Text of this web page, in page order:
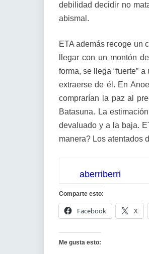
debilidad decidir no
abismal.
ETA además recoge un
llegar con un montón
forma, se llega “fuerte”
extraerse de él. En
comprarían la paz al
Batasuna. La
devaluado y a la baja.
manera? Los atentados
aberriberri
Comparte esto:
Facebook X
Me gusta esto: